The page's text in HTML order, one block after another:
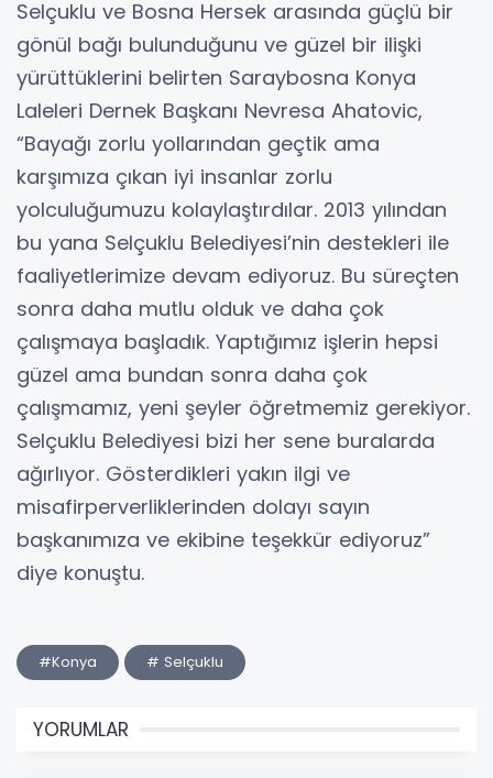
Selçuklu ve Bosna Hersek arasında güçlü bir
gönül bağı bulunduğunu ve güzel bir ilişki
yürüttüklerini belirten Saraybosna Konya
Laleleri Dernek Başkanı Nevresa Ahatovic,
“Bayağı zorlu yollarından geçtik ama
karşımıza çıkan iyi insanlar zorlu
yolculuğumuzu kolaylaştırdılar. 2013 yılından
bu yana Selçuklu Belediyesi’nin destekleri ile
faaliyetlerimize devam ediyoruz. Bu süreçten
sonra daha mutlu olduk ve daha çok
çalışmaya başladık. Yaptığımız işlerin hepsi
güzel ama bundan sonra daha çok
çalışmamız, yeni şeyler öğretmemiz gerekiyor.
Selçuklu Belediyesi bizi her sene buralarda
ağırlıyor. Gösterdikleri yakın ilgi ve
misafirperverliklerinden dolayı sayın
başkanımıza ve ekibine teşekkür ediyoruz”
diye konuştu.
#Konya # Selçuklu
YORUMLAR